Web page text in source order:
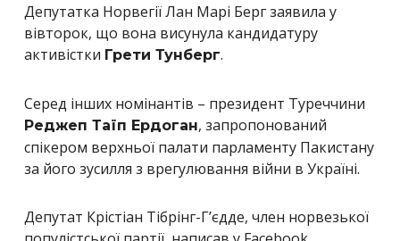
Депутатка Норвегії Лан Марі Берг заявила у
вівторок, що вона висунула кандидатуру
активістки Грети Тунберг.
Серед інших номінантів – президент Туреччини
Реджеп Таїп Ердоган, запропонований
спікером верхньої палати парламенту Пакистану
за його зусилля з врегулювання війни в Україні.
Депутат Крістіан Тібрінг-Г’єдде, член норвезької